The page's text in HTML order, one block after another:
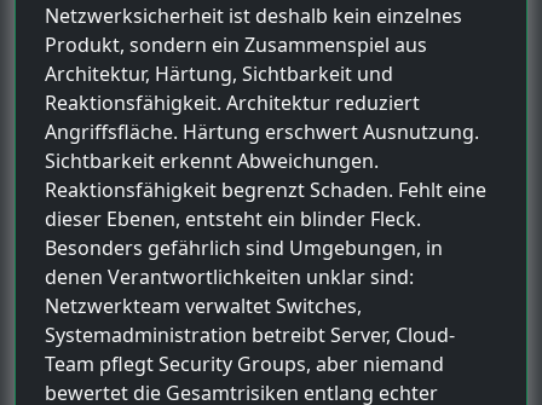
Netzwerksicherheit ist deshalb kein einzelnes
Produkt, sondern ein Zusammenspiel aus
Architektur, Härtung, Sichtbarkeit und
Reaktionsfähigkeit. Architektur reduziert
Angriffsfläche. Härtung erschwert Ausnutzung.
Sichtbarkeit erkennt Abweichungen.
Reaktionsfähigkeit begrenzt Schaden. Fehlt eine
dieser Ebenen, entsteht ein blinder Fleck.
Besonders gefährlich sind Umgebungen, in
denen Verantwortlichkeiten unklar sind:
Netzwerkteam verwaltet Switches,
Systemadministration betreibt Server, Cloud-
Team pflegt Security Groups, aber niemand
bewertet die Gesamtrisiken entlang echter